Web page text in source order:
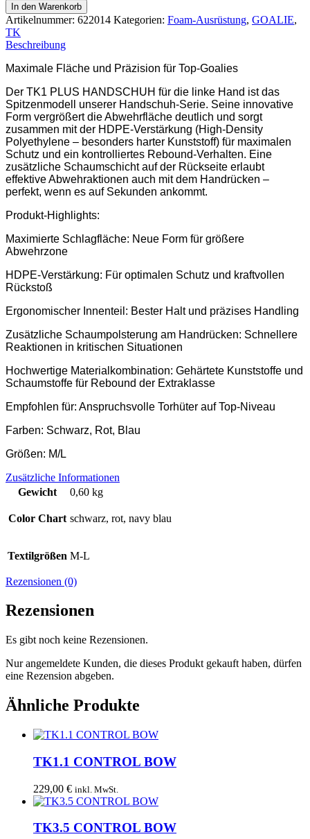
LINKS
Menge
In den Warenkorb
Artikelnummer: 622014 Kategorien: Foam-Ausrüstung, GOALIE,
TK
Beschreibung
Maximale Fläche und Präzision für Top-Goalies
Der TK1 PLUS HANDSCHUH für die linke Hand ist das
Spitzenmodell unserer Handschuh-Serie. Seine innovative
Form vergrößert die Abwehrfläche deutlich und sorgt
zusammen mit der HDPE-Verstärkung (High-Density
Polyethylene – besonders harter Kunststoff) für maximalen
Schutz und ein kontrolliertes Rebound-Verhalten. Eine
zusätzliche Schaumschicht auf der Rückseite erlaubt
effektive Abwehraktionen auch mit dem Handrücken –
perfekt, wenn es auf Sekunden ankommt.
Produkt-Highlights:
Maximierte Schlagfläche: Neue Form für größere
Abwehrzone
HDPE-Verstärkung: Für optimalen Schutz und kraftvollen
Rückstoß
Ergonomischer Innenteil: Bester Halt und präzises Handling
Zusätzliche Schaumpolsterung am Handrücken: Schnellere
Reaktionen in kritischen Situationen
Hochwertige Materialkombination: Gehärtete Kunststoffe und
Schaumstoffe für Rebound der Extraklasse
Empfohlen für: Anspruchsvolle Torhüter auf Top-Niveau
Farben: Schwarz, Rot, Blau
Größen: M/L
Zusätzliche Informationen
Gewicht
0,60 kg
Color Chart schwarz, rot, navy blau
Textilgrößen M-L
Rezensionen (0)
Rezensionen
Es gibt noch keine Rezensionen.
Nur angemeldete Kunden, die dieses Produkt gekauft haben, dürfen
eine Rezension abgeben.
Ähnliche Produkte
TK1.1 CONTROL BOW
229,00 € inkl. MwSt.
TK3.5 CONTROL BOW